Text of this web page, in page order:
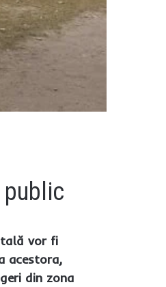
vor fi
acestora,
din zona